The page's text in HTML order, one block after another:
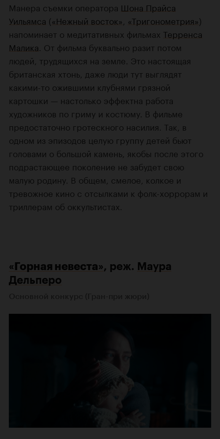
Манера съемки оператора Шона Прайса
Уильямса («Нежный восток», «Тригонометрия»)
напоминает о медитативных фильмах Терренса
Малика. От фильма буквально разит потом
людей, трудящихся на земле. Это настоящая
британская хтонь, даже люди тут выглядят
какими-то ожившими клубнями грязной
картошки — настолько эффектна работа
художников по гриму и костюму. В фильме
предостаточно гротескного насилия. Так, в
одном из эпизодов целую группу детей бьют
головами о большой камень, якобы после этого
подрастающее поколение не забудет свою
малую родину. В общем, смелое, колкое и
тревожное кино с отсылками к фолк-хоррорам и
триллерам об оккультистах.
«Горная невеста», реж. Маура
Дельперо